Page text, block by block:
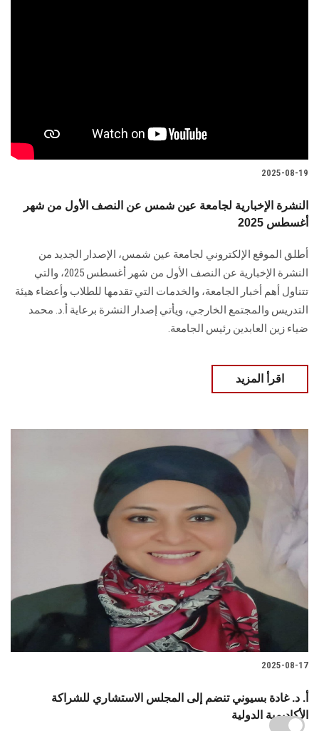
2025-08-19
النشرة الإخبارية لجامعة عين شمس عن النصف الأول من شهر
أغسطس 2025
أطلق الموقع الإلكتروني لجامعة عين شمس، الإصدار الجديد من
النشرة الإخبارية عن النصف الأول من شهر أغسطس 2025، والتي
تتناول أهم أخبار الجامعة، والخدمات التي تقدمها للطلاب وأعضاء هيئة
التدريس والمجتمع الخارجي، ويأتي إصدار النشرة برعاية أ.د. محمد
ضياء زين العابدين رئيس الجامعة.
اقرأ المزيد
2025-08-17
أ. د. غادة بسيوني تنضم إلى المجلس الاستشاري للشراكة
الأكاديمية الدولية